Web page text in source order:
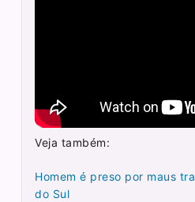
Veja também:
Homem é preso por maus
do Sul